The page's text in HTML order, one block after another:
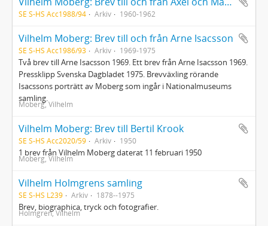
SE S-HS Acc1988/94 Arkiv 1960-1962
Vilhelm Moberg: Brev till och från Arne Isacsson
SE S-HS Acc1986/93 Arkiv 1969-1975
Två brev till Arne Isacsson 1969. Ett brev från Arne Isacsson 1969.
Pressklipp Svenska Dagbladet 1975. Brevväxling rörande
Isacssons porträtt av Moberg som ingår i Nationalmuseums
samling.
Moberg, Vilhelm
Vilhelm Moberg: Brev till Bertil Krook
SE S-HS Acc2020/59 Arkiv 1950
1 brev från Vilhelm Moberg daterat 11 februari 1950
Moberg, Vilhelm
Vilhelm Holmgrens samling
SE S-HS L239 Arkiv 1878--1975
Brev, biographica, tryck och fotografier.
Holmgren, Vilhelm